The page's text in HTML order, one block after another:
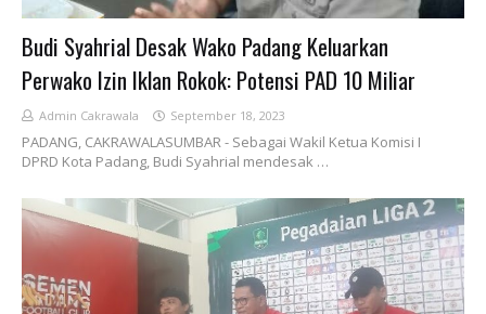
Budi Syahrial Desak Wako Padang Keluarkan
Perwako Izin Iklan Rokok: Potensi PAD 10 Miliar
Admin Cakrawala September 18, 2023
PADANG, CAKRAWALASUMBAR - Sebagai Wakil Ketua Komisi I
DPRD Kota Padang, Budi Syahrial mendesak …